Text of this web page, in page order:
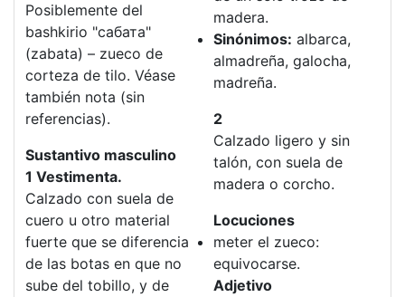
Posiblemente del
bashkirio "сабата"
(zabata) – zueco de
corteza de tilo. Véase
también nota (sin
referencias).
Sustantivo masculino
1 Vestimenta.
Calzado con suela de
cuero u otro material
fuerte que se diferencia
de las botas en que no
sube del tobillo, y de
madera.
Sinónimos: albarca,
almadreña, galocha,
madreña.
2
Calzado ligero y sin
talón, con suela de
madera o corcho.
Locuciones
meter el zueco:
equivocarse.
Adjetivo